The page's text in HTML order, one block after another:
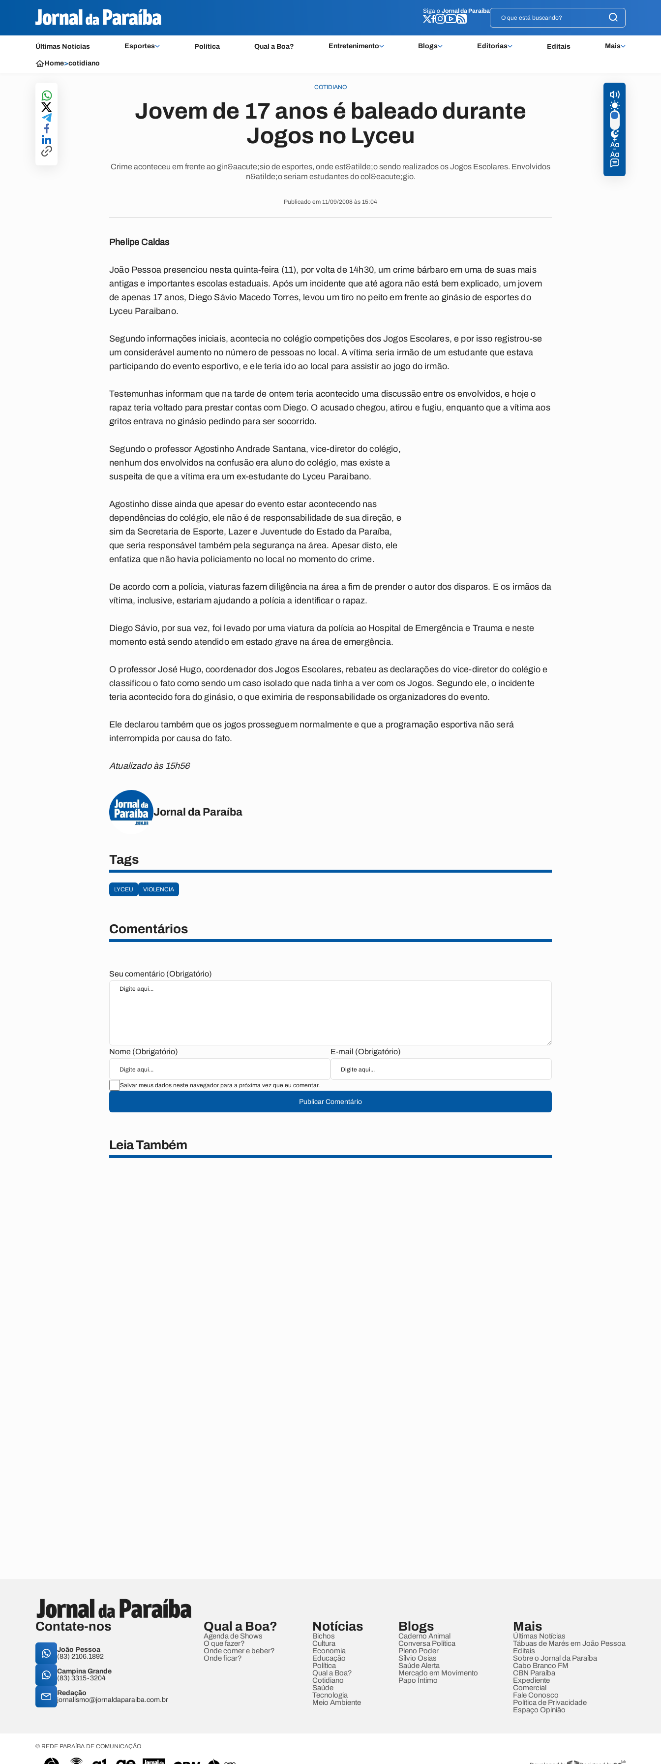
Siga o Jornal da Paraíba
Últimas Notícias Esportes Política Qual a Boa? Entretenimento Blogs Editorias Editais Mais
Siga o Jornal da Paraíba
Home>cotidiano
COTIDIANO
Jovem de 17 anos é baleado durante
Jogos no Lyceu
Crime aconteceu em frente ao gin&aacute;sio de esportes, onde est&atilde;o sendo realizados os Jogos Escolares. Envolvidos
n&atilde;o seriam estudantes do col&eacute;gio.
Publicado em 11/09/2008 às 15:04
Phelipe Caldas
João Pessoa presenciou nesta quinta-feira (11), por volta de 14h30, um crime bárbaro em uma de suas mais
antigas e importantes escolas estaduais. Após um incidente que até agora não está bem explicado, um jovem
de apenas 17 anos, Diego Sávio Macedo Torres, levou um tiro no peito em frente ao ginásio de esportes do
Lyceu Paraibano.
Segundo informações iniciais, acontecia no colégio competições dos Jogos Escolares, e por isso registrou-se
um considerável aumento no número de pessoas no local. A vítima seria irmão de um estudante que estava
participando do evento esportivo, e ele teria ido ao local para assistir ao jogo do irmão.
Testemunhas informam que na tarde de ontem teria acontecido uma discussão entre os envolvidos, e hoje o
rapaz teria voltado para prestar contas com Diego. O acusado chegou, atirou e fugiu, enquanto que a vítima aos
gritos entrava no ginásio pedindo para ser socorrido.
Segundo o professor Agostinho Andrade Santana, vice-diretor do colégio,
nenhum dos envolvidos na confusão era aluno do colégio, mas existe a
suspeita de que a vítima era um ex-estudante do Lyceu Paraibano.
Agostinho disse ainda que apesar do evento estar acontecendo nas
dependências do colégio, ele não é de responsabilidade de sua direção, e
sim da Secretaria de Esporte, Lazer e Juventude do Estado da Paraíba,
que seria responsável também pela segurança na área. Apesar disto, ele
enfatiza que não havia policiamento no local no momento do crime.
De acordo com a polícia, viaturas fazem diligência na área a fim de prender o autor dos disparos. E os irmãos da
vítima, inclusive, estariam ajudando a polícia a identificar o rapaz.
Diego Sávio, por sua vez, foi levado por uma viatura da polícia ao Hospital de Emergência e Trauma e neste
momento está sendo atendido em estado grave na área de emergência.
O professor José Hugo, coordenador dos Jogos Escolares, rebateu as declarações do vice-diretor do colégio e
classificou o fato como sendo um caso isolado que nada tinha a ver com os Jogos. Segundo ele, o incidente
teria acontecido fora do ginásio, o que eximiria de responsabilidade os organizadores do evento.
Ele declarou também que os jogos prosseguem normalmente e que a programação esportiva não será
interrompida por causa do fato.
Atualizado às 15h56
Jornal da Paraíba
Tags
LYCEU VIOLENCIA
Comentários
Seu comentário (Obrigatório)
Nome (Obrigatório) E-mail (Obrigatório)
Salvar meus dados neste navegador para a próxima vez que eu comentar.
Publicar Comentário
Leia Também
Contate-nos
João Pessoa
(83) 2106.1892
Campina Grande
(83) 3315-3204
Redação
jornalismo@jornaldaparaiba.com.br
Qual a Boa?
Agenda de Shows
O que fazer?
Onde comer e beber?
Onde ficar?
Notícias
Bichos
Cultura
Economia
Educação
Política
Qual a Boa?
Cotidiano
Saúde
Tecnologia
Meio Ambiente
Blogs
Caderno Animal
Conversa Política
Pleno Poder
Sílvio Osias
Saúde Alerta
Mercado em Movimento
Papo Íntimo
Mais
Últimas Notícias
Tábuas de Marés em João Pessoa
Editais
Sobre o Jornal da Paraíba
Cabo Branco FM
CBN Paraíba
Expediente
Comercial
Fale Conosco
Política de Privacidade
Espaço Opinião
© REDE PARAÍBA DE COMUNICAÇÃO